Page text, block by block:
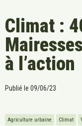
Climat :
à l’action
Publié le 09/06/23
Agriculture urbaine Climat